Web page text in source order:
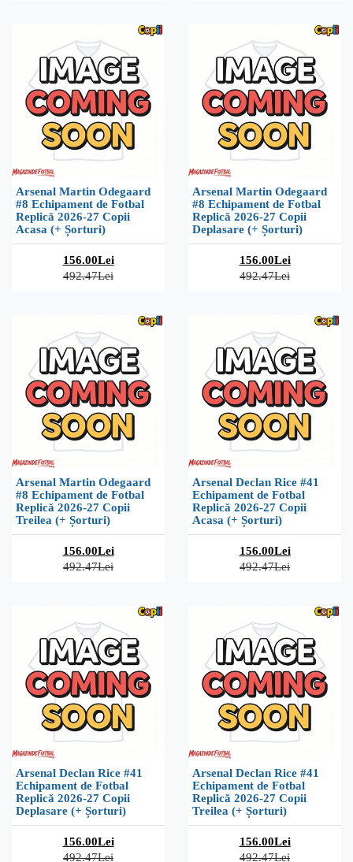
Arsenal Martin Odegaard
#8 Echipament de Fotbal
Replică 2026-27 Copii
Acasa (+ Șorturi)
156.00Lei
492.47Lei
Arsenal Martin Odegaard
#8 Echipament de Fotbal
Replică 2026-27 Copii
Deplasare (+ Șorturi)
156.00Lei
492.47Lei
Arsenal Martin Odegaard
#8 Echipament de Fotbal
Replică 2026-27 Copii
Treilea (+ Șorturi)
156.00Lei
492.47Lei
Arsenal Declan Rice #41
Echipament de Fotbal
Replică 2026-27 Copii
Acasa (+ Șorturi)
156.00Lei
492.47Lei
Arsenal Declan Rice #41
Echipament de Fotbal
Replică 2026-27 Copii
Deplasare (+ Șorturi)
156.00Lei
492.47Lei
Arsenal Declan Rice #41
Echipament de Fotbal
Replică 2026-27 Copii
Treilea (+ Șorturi)
156.00Lei
492.47Lei